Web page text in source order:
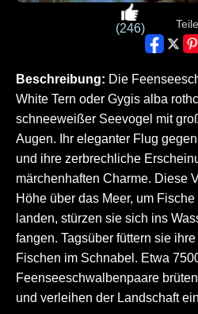
(246)
Beschreibung: Die
White Tern oder Gygis alba
schneeweißer Seevogel mit
Augen. Ihr eleganter Flug
und ihre zerbrechliche
märchenhaften Charme. Diese
Höhe über das Meer, um
landen, stürzen sie sich ins
fangen. Tagsüber füttern sie
Fischen im Schnabel. Etwa
Feenseeschwalbenpaare
und verleihen der Landschaft